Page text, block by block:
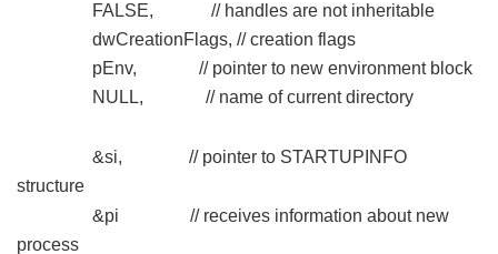
FALSE, // handles are not inheritable
dwCreationFlags, // creation flags
pEnv, // pointer to new environment block
NULL, // name of current directory
&si, // pointer to STARTUPINFO
structure
&pi // receives information about new
process